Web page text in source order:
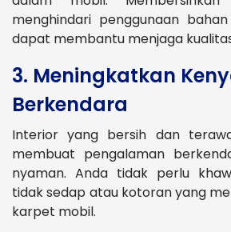
menghindari penggunaan
dapat membantu menjaga
3. Meningkatkan
Berkendara
Interior yang bersih dan
membuat pengalaman
nyaman. Anda tidak perlu
tidak sedap atau kotoran yang
karpet mobil.